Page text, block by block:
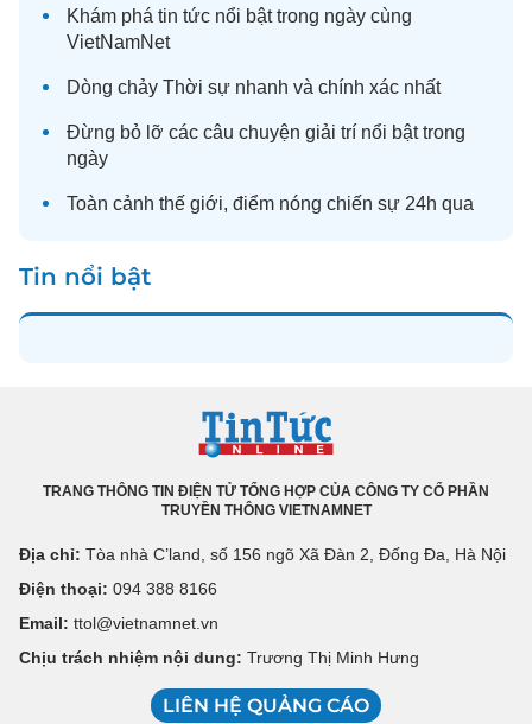
Khám phá tin tức nổi bật trong ngày cùng
VietNamNet
Dòng chảy Thời sự nhanh và chính xác nhất
Đừng bỏ lỡ các câu chuyện giải trí nổi bật trong
ngày
Toàn cảnh thế giới, điểm nóng chiến sự 24h qua
Tin nổi bật
TRANG THÔNG TIN ĐIỆN TỬ TỔNG HỢP CỦA CÔNG TY CỔ PHẦN
TRUYỀN THÔNG VIETNAMNET
Địa chỉ: Tòa nhà C’land, số 156 ngõ Xã Đàn 2, Đống Đa, Hà Nội
Điện thoại: 094 388 8166
Email: ttol@vietnamnet.vn
Chịu trách nhiệm nội dung: Trương Thị Minh Hưng
LIÊN HỆ QUẢNG CÁO